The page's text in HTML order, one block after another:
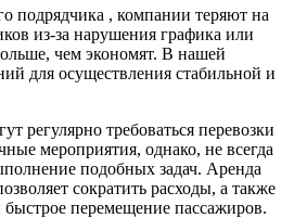
подрядчика , компании теряют на
из-за нарушения графика или
чем экономят. В нашей
для осуществления стабильной и
регулярно требоваться перевозки
мероприятия, однако, не всегда
подобных задач. Аренда
сократить расходы, а также
быстрое перемещение пассажиров.